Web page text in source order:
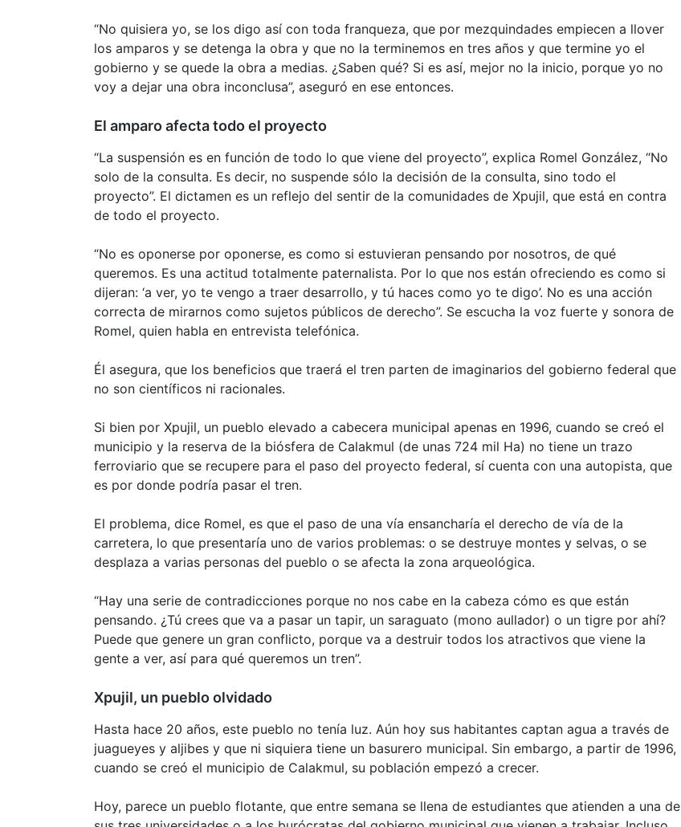
“No quisiera yo, se los digo así con toda franqueza, que por mezquindades empiecen a llover
los amparos y se detenga la obra y que no la terminemos en tres años y que termine yo el
gobierno y se quede la obra a medias. ¿Saben qué? Si es así, mejor no la inicio, porque yo no
voy a dejar una obra inconclusa”, aseguró en ese entonces.
El amparo afecta todo el proyecto
“La suspensión es en función de todo lo que viene del proyecto”, explica Romel González, “No
solo de la consulta. Es decir, no suspende sólo la decisión de la consulta, sino todo el
proyecto”. El dictamen es un reflejo del sentir de la comunidades de Xpujil, que está en contra
de todo el proyecto.
“No es oponerse por oponerse, es como si estuvieran pensando por nosotros, de qué
queremos. Es una actitud totalmente paternalista. Por lo que nos están ofreciendo es como si
dijeran: ‘a ver, yo te vengo a traer desarrollo, y tú haces como yo te digo’. No es una acción
correcta de mirarnos como sujetos públicos de derecho”. Se escucha la voz fuerte y sonora de
Romel, quien habla en entrevista telefónica.
Él asegura, que los beneficios que traerá el tren parten de imaginarios del gobierno federal que
no son científicos ni racionales.
Si bien por Xpujil, un pueblo elevado a cabecera municipal apenas en 1996, cuando se creó el
municipio y la reserva de la biósfera de Calakmul (de unas 724 mil Ha) no tiene un trazo
ferroviario que se recupere para el paso del proyecto federal, sí cuenta con una autopista, que
es por donde podría pasar el tren.
El problema, dice Romel, es que el paso de una vía ensancharía el derecho de vía de la
carretera, lo que presentaría uno de varios problemas: o se destruye montes y selvas, o se
desplaza a varias personas del pueblo o se afecta la zona arqueológica.
“Hay una serie de contradicciones porque no nos cabe en la cabeza cómo es que están
pensando. ¿Tú crees que va a pasar un tapir, un saraguato (mono aullador) o un tigre por ahí?
Puede que genere un gran conflicto, porque va a destruir todos los atractivos que viene la
gente a ver, así para qué queremos un tren”.
Xpujil, un pueblo olvidado
Hasta hace 20 años, este pueblo no tenía luz. Aún hoy sus habitantes captan agua a través de
juagueyes y aljibes y que ni siquiera tiene un basurero municipal. Sin embargo, a partir de 1996,
cuando se creó el municipio de Calakmul, su población empezó a crecer.
Hoy, parece un pueblo flotante, que entre semana se llena de estudiantes que atienden a una de